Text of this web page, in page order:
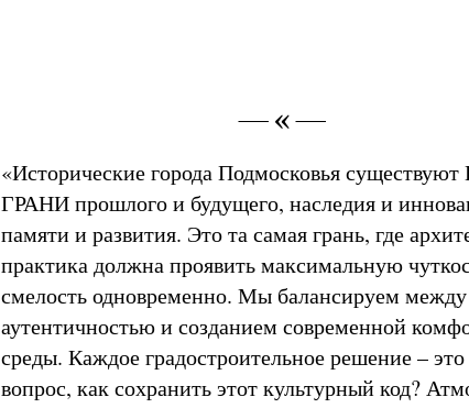
«Исторические города Подмосковья
ГРАНИ прошлого и будущего, наследия и
памяти и развития. Это та самая грань, где
практика должна проявить максимальную
смелость одновременно. Мы балансируем между
аутентичностью и созданием современной
среды. Каждое градостроительное решение – это
вопрос, как сохранить этот культурный код?